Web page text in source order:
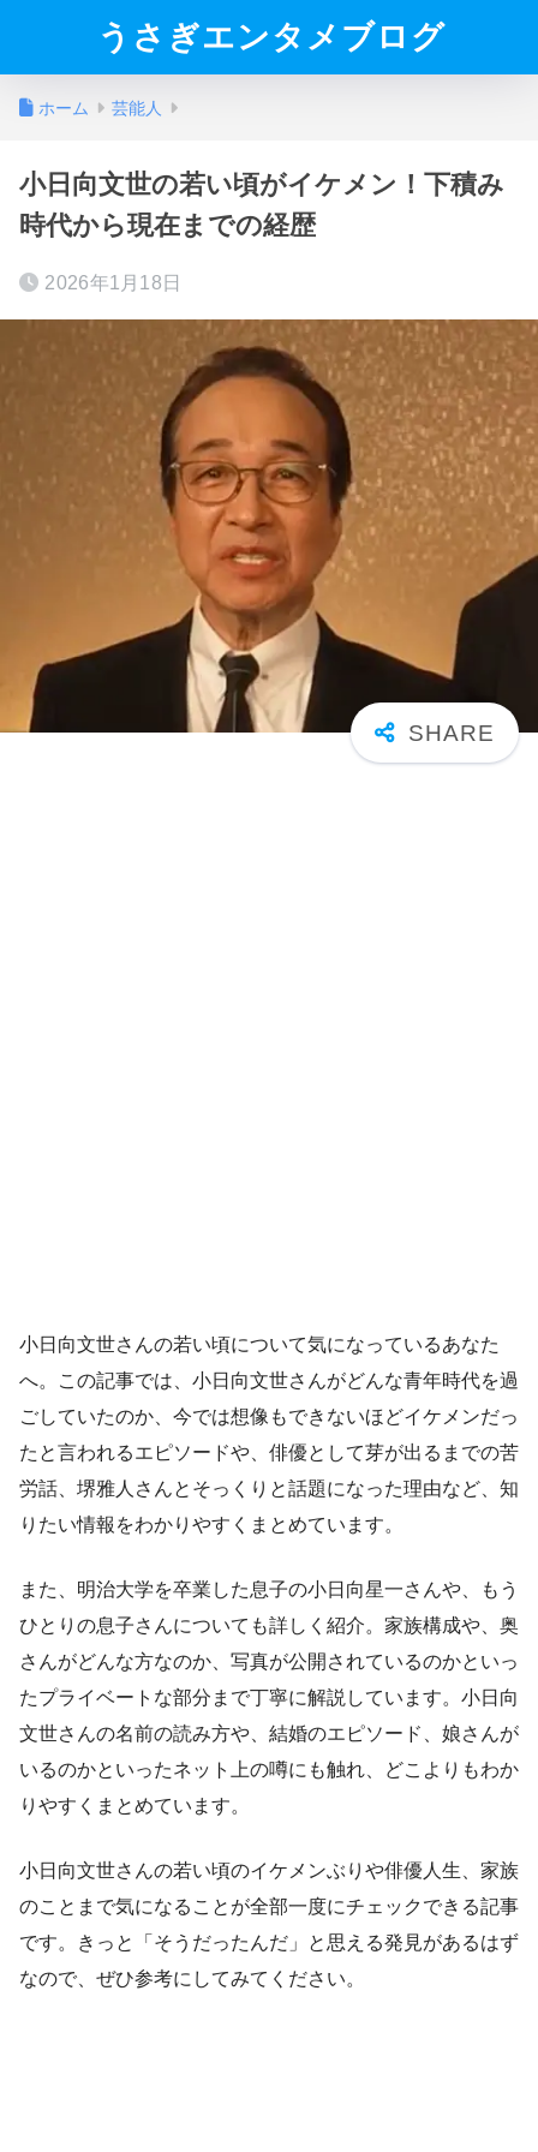
うさぎエンタメブログ
ホーム 芸能人
小日向文世の若い頃がイケメン！下積み
時代から現在までの経歴
2026年1月18日
小日向文世さんの若い頃について気になっているあなた
へ。この記事では、小日向文世さんがどんな青年時代を過
ごしていたのか、今では想像もできないほどイケメンだっ
たと言われるエピソードや、俳優として芽が出るまでの苦
労話、堺雅人さんとそっくりと話題になった理由など、知
りたい情報をわかりやすくまとめています。
また、明治大学を卒業した息子の小日向星一さんや、もう
ひとりの息子さんについても詳しく紹介。家族構成や、奥
さんがどんな方なのか、写真が公開されているのかといっ
たプライベートな部分まで丁寧に解説しています。小日向
文世さんの名前の読み方や、結婚のエピソード、娘さんが
いるのかといったネット上の噂にも触れ、どこよりもわか
りやすくまとめています。
小日向文世さんの若い頃のイケメンぶりや俳優人生、家族
のことまで気になることが全部一度にチェックできる記事
です。きっと「そうだったんだ」と思える発見があるはず
なので、ぜひ参考にしてみてください。